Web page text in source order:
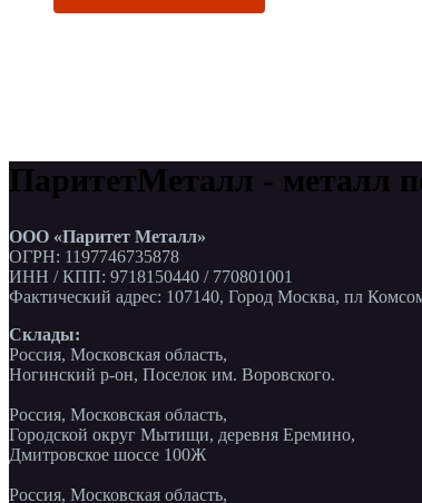
ПаритетМеталл - металл
ООО «Паритет Металл»
ОГРН: 1197746735878
ИНН / КПП: 9718150440 / 770801001
Фактический адрес: 107140, Город Москва, пл
Склады:
Россия, Московская область,
Ногинский р-он, Поселок им. Воровского.
Россия, Московская область,
Городской округ Мытищи, деревня Еремино,
Дмитровское шоссе 100Ж
Россия, Московская область,